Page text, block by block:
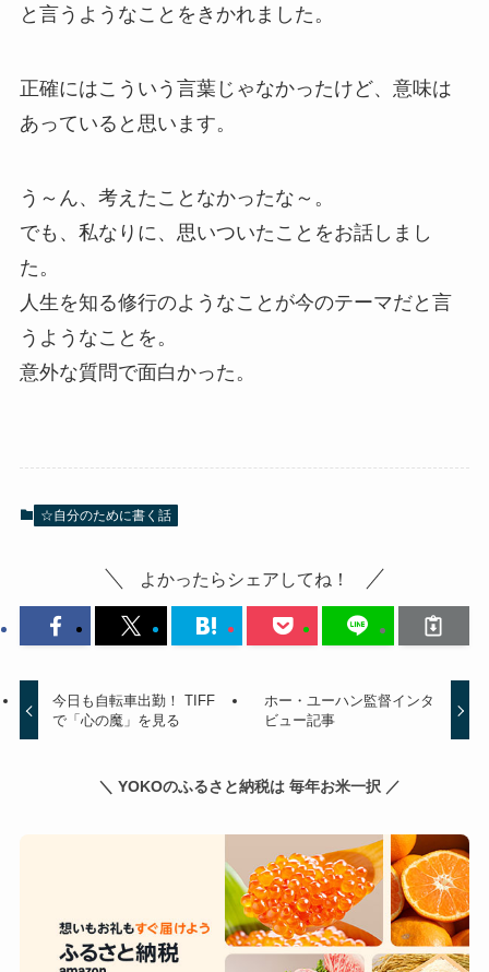
と言うようなことをきかれました。
正確にはこういう言葉じゃなかったけど、意味は
あっていると思います。
う～ん、考えたことなかったな～。
でも、私なりに、思いついたことをお話しまし
た。
人生を知る修行のようなことが今のテーマだと言
うようなことを。
意外な質問で面白かった。
☆自分のために書く話
よかったらシェアしてね！
今日も自転車出勤！ TIFF
で「心の魔」を見る
ホー・ユーハン監督インタ
ビュー記事
＼ YOKOのふるさと納税は 毎年お米一択 ／